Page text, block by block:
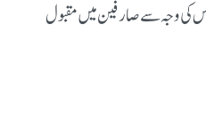
کی وجہ سے صارفین میں مقبول